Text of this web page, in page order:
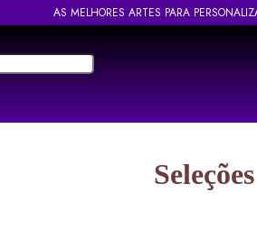
AS MELHORES ARTES PARA
Seleções